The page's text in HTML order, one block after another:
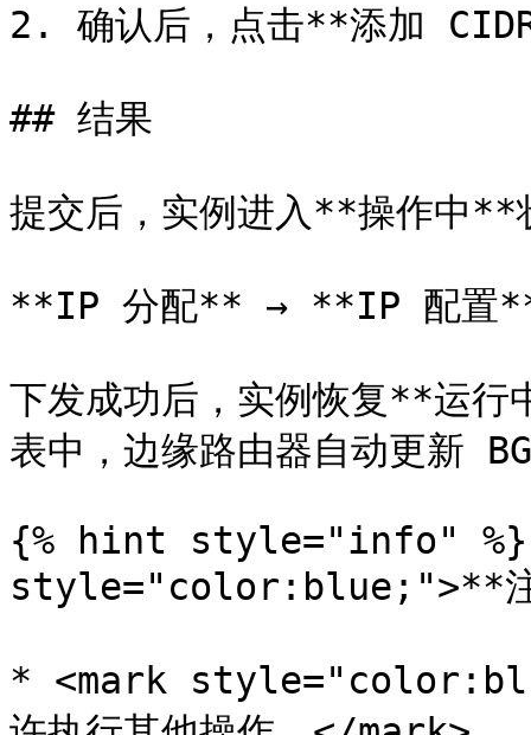
2. 确认后，点击**添加
## 结果
提交后，实例进入**操作中**
**IP 分配** → **IP 配置
下发成功后，实例恢复**运
表中，边缘路由器自动更新
{% hint style="info" %}
style="color:blue;">**
* <mark